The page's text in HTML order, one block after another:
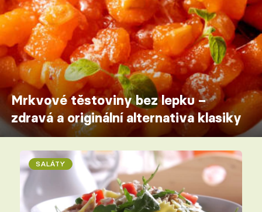
Mrkvové těstoviny bez lepku –
zdravá a originální alternativa klasiky
SALÁTY